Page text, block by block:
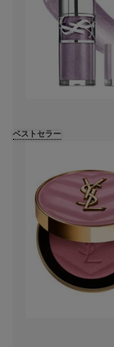
ベストセラー
03 - ミス
選
06